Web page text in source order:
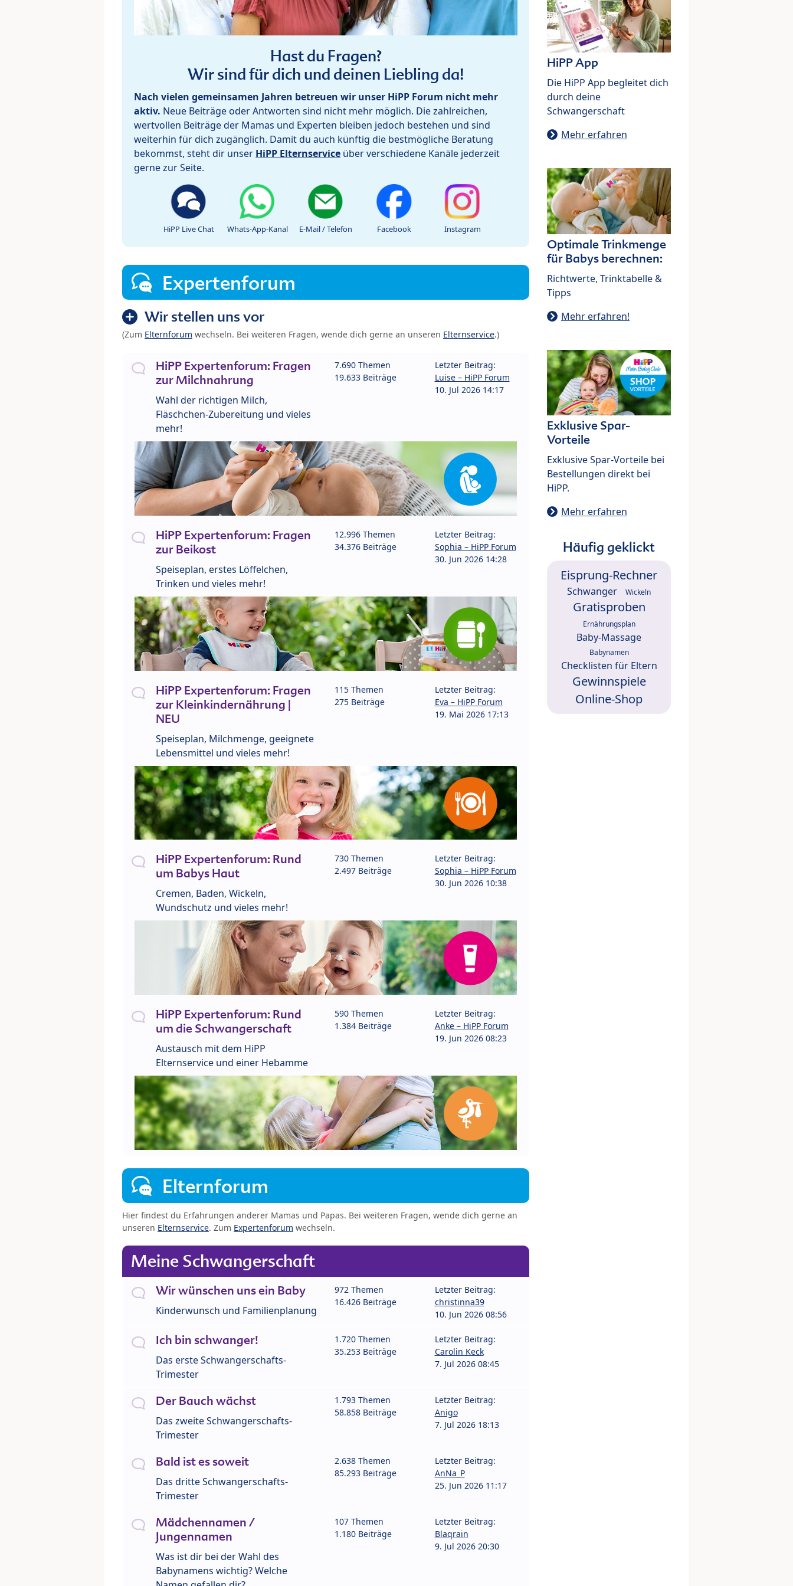
Hast du Fragen?
Wir sind für dich und deinen Liebling da!
Nach vielen gemeinsamen Jahren betreuen wir unser HiPP Forum nicht mehr
aktiv. Neue Beiträge oder Antworten sind nicht mehr möglich. Die zahlreichen,
wertvollen Beiträge der Mamas und Experten bleiben jedoch bestehen und sind
weiterhin für dich zugänglich. Damit du auch künftig die bestmögliche Beratung
bekommst, steht dir unser HiPP Elternservice über verschiedene Kanäle jederzeit
gerne zur Seite.
HiPP Live Chat Whats-App-Kanal E-Mail / Telefon Facebook Instagram
Expertenforum
Wir stellen uns vor
(Zum Elternforum wechseln. Bei weiteren Fragen, wende dich gerne an unseren Elternservice.)
HiPP Expertenforum: Fragen
zur Milchnahrung
Wahl der richtigen Milch,
Fläschchen-Zubereitung und vieles
mehr!
7.690 Themen
19.633 Beiträge
Letzter Beitrag:
Luise – HiPP Forum
10. Jul 2026 14:17
HiPP Expertenforum: Fragen
zur Beikost
Speiseplan, erstes Löffelchen,
Trinken und vieles mehr!
12.996 Themen
34.376 Beiträge
Letzter Beitrag:
Sophia – HiPP Forum
30. Jun 2026 14:28
HiPP Expertenforum: Fragen
zur Kleinkindernährung |
NEU
Speiseplan, Milchmenge, geeignete
Lebensmittel und vieles mehr!
115 Themen
275 Beiträge
Letzter Beitrag:
Eva – HiPP Forum
19. Mai 2026 17:13
HiPP Expertenforum: Rund
um Babys Haut
Cremen, Baden, Wickeln,
Wundschutz und vieles mehr!
730 Themen
2.497 Beiträge
Letzter Beitrag:
Sophia – HiPP Forum
30. Jun 2026 10:38
HiPP Expertenforum: Rund
um die Schwangerschaft
Austausch mit dem HiPP
Elternservice und einer Hebamme
590 Themen
1.384 Beiträge
Letzter Beitrag:
Anke – HiPP Forum
19. Jun 2026 08:23
Elternforum
Hier findest du Erfahrungen anderer Mamas und Papas. Bei weiteren Fragen, wende dich gerne an
unseren Elternservice. Zum Expertenforum wechseln.
Meine Schwangerschaft
Wir wünschen uns ein Baby
Kinderwunsch und Familienplanung
972 Themen
16.426 Beiträge
Letzter Beitrag:
christinna39
10. Jun 2026 08:56
Ich bin schwanger!
Das erste Schwangerschafts-
Trimester
1.720 Themen
35.253 Beiträge
Letzter Beitrag:
Carolin Keck
7. Jul 2026 08:45
Der Bauch wächst
Das zweite Schwangerschafts-
Trimester
1.793 Themen
58.858 Beiträge
Letzter Beitrag:
Anigo
7. Jul 2026 18:13
Bald ist es soweit
Das dritte Schwangerschafts-
Trimester
2.638 Themen
85.293 Beiträge
Letzter Beitrag:
AnNa_P
25. Jun 2026 11:17
Mädchennamen /
Jungennamen
Was ist dir bei der Wahl des
Babynamens wichtig? Welche
107 Themen
1.180 Beiträge
Letzter Beitrag:
Blaqrain
9. Jul 2026 20:30
HiPP App
Die HiPP App begleitet dich
durch deine
Schwangerschaft
Mehr erfahren
Optimale Trinkmenge
für Babys berechnen:
Richtwerte, Trinktabelle &
Tipps
Mehr erfahren!
Exklusive Spar-
Vorteile
Exklusive Spar-Vorteile bei
Bestellungen direkt bei
HiPP.
Mehr erfahren
Häufig geklickt
Eisprung-Rechner
Schwanger Wickeln
Gratisproben
Ernährungsplan
Baby-Massage
Babynamen
Checklisten für Eltern
Gewinnspiele
Online-Shop